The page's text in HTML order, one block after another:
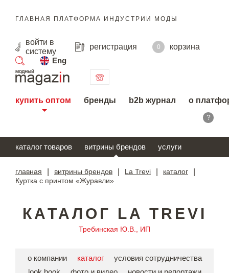
ГЛАВНАЯ ПЛАТФОРМА ИНДУСТРИИ МОДЫ
войти в
систему
регистрация 0
корзина
Eng
поиск
купить оптом бренды b2b журнал о
?
каталог товаров витрины брендов услуги
главная витрины брендов La Trevi каталог
Куртка с принтом «Журавли»
КАТАЛОГ LA TREVI
Требинская Ю.В., ИП
о компании каталог
условия сотрудничества